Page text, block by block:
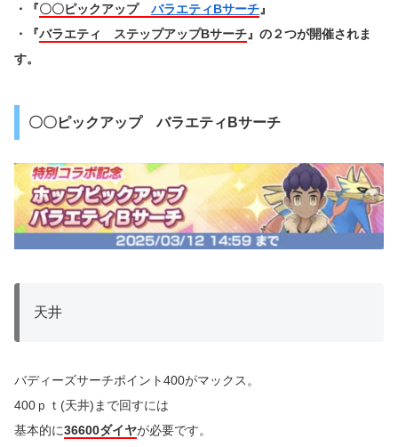
・『〇〇ピックアップ バラエティBサーチ』
・『バラエティ ステップアップBサーチ』の２つが開催されま
す。
〇〇ピックアップ バラエティBサーチ
天井
バディーズサーチポイント400がマックス。
400ｐｔ(天井)まで回すには
基本的に36600ダイヤが必要です。